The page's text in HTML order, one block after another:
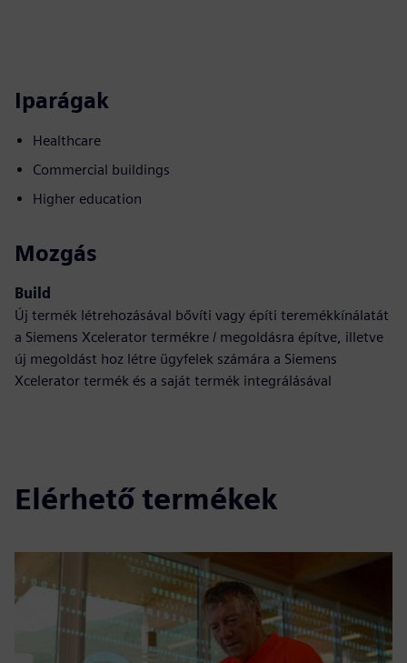
Iparágak
Healthcare
Commercial buildings
Higher education
Mozgás
Build
Új termék létrehozásával bővíti vagy építi teremékkínálatát
a Siemens Xcelerator termékre / megoldásra építve, illetve
új megoldást hoz létre ügyfelek számára a Siemens
Xcelerator termék és a saját termék integrálásával
Elérhető termékek